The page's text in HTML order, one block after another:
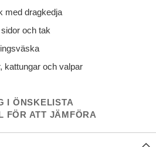
med dragkedja
och tak
kattungar och valpar
I ÖNSKELISTA
FÖR ATT JÄMFÖRA